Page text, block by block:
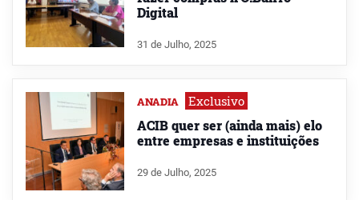
Digital
31 de Julho, 2025
ANADIA Exclusivo
ACIB quer ser (ainda mais) elo
entre empresas e instituições
29 de Julho, 2025